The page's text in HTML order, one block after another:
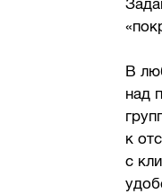
В
над
к
с